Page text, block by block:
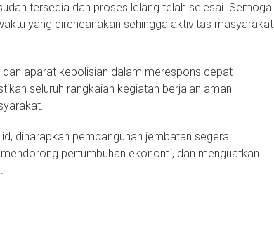
tersedia dan proses lelang telah selesai. Semoga
yang direncanakan sehingga aktivitas masyarakat
dan aparat kepolisian dalam merespons cepat
seluruh rangkaian kegiatan berjalan aman
diharapkan pembangunan jembatan segera
pertumbuhan ekonomi, dan menguatkan